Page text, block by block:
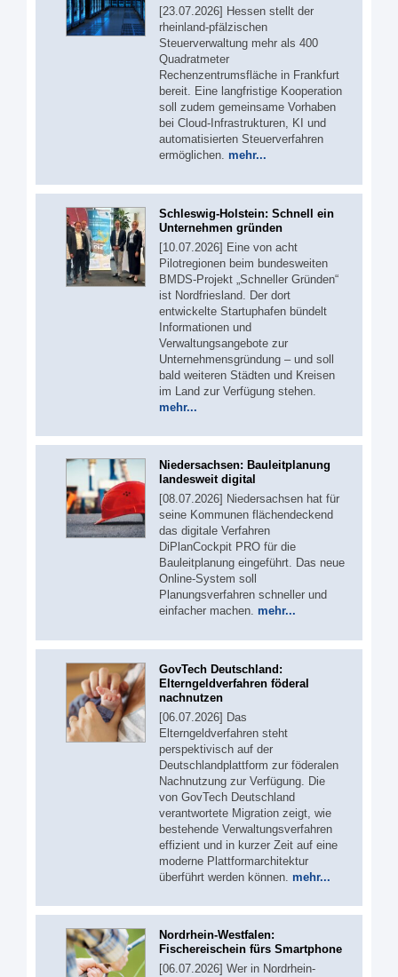
[23.07.2026] Hessen stellt der
rheinland-pfälzischen
Steuerverwaltung mehr als 400
Quadratmeter
Rechenzentrumsfläche in Frankfurt
bereit. Eine langfristige Kooperation
soll zudem gemeinsame Vorhaben
bei Cloud-Infrastrukturen, KI und
automatisierten Steuerverfahren
ermöglichen. mehr...
Schleswig-Holstein: Schnell ein
Unternehmen gründen
[10.07.2026] Eine von acht
Pilotregionen beim bundesweiten
BMDS-Projekt „Schneller Gründen“
ist Nordfriesland. Der dort
entwickelte Startuphafen bündelt
Informationen und
Verwaltungsangebote zur
Unternehmensgründung – und soll
bald weiteren Städten und Kreisen
im Land zur Verfügung stehen.
mehr...
Niedersachsen: Bauleitplanung
landesweit digital
[08.07.2026] Niedersachsen hat für
seine Kommunen flächendeckend
das digitale Verfahren
DiPlanCockpit PRO für die
Bauleitplanung eingeführt. Das neue
Online-System soll
Planungsverfahren schneller und
einfacher machen. mehr...
GovTech Deutschland:
Elterngeldverfahren föderal
nachnutzen
[06.07.2026] Das
Elterngeldverfahren steht
perspektivisch auf der
Deutschlandplattform zur föderalen
Nachnutzung zur Verfügung. Die
von GovTech Deutschland
verantwortete Migration zeigt, wie
bestehende Verwaltungsverfahren
effizient und in kurzer Zeit auf eine
moderne Plattformarchitektur
überführt werden können. mehr...
Nordrhein-Westfalen:
Fischereischein fürs Smartphone
[06.07.2026] Wer in Nordrhein-